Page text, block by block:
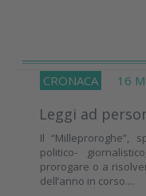
CRONACA 16
Leggi ad
Il “Milleproroghe”,
politico-
prorogare o a
dell’anno in corso....